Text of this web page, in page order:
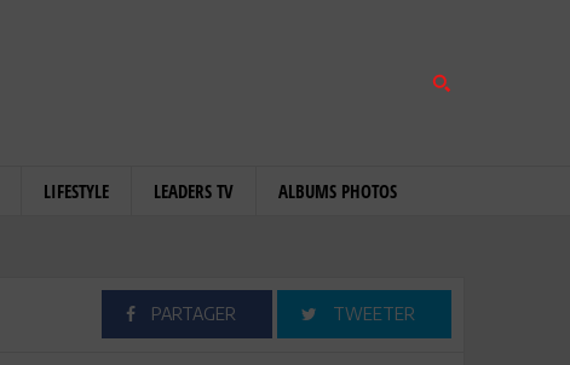
LIFESTYLE LEADERS TV ALBUMS PHOTOS
PARTAGER TWEETER